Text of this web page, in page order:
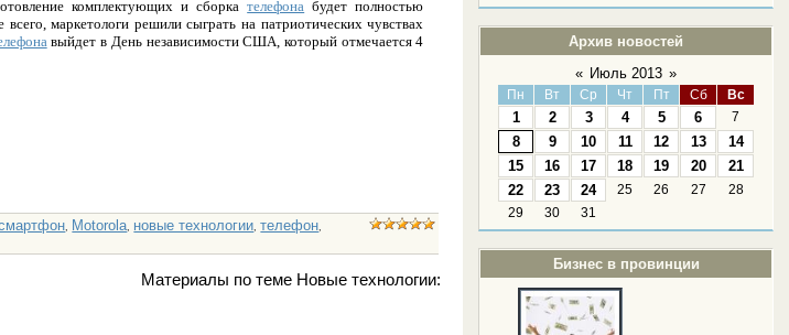
Архив новостей
« Июль 2013 »
Пн Вт Ср Чт Пт Сб Вс
1 2 3 4 5 6 7
8 9 10 11 12 13
14
15
16 17 18 19 20
21
22
23 24 25 26 27
28
29
30 31
Бизнес в провинции
комплектующих и сборкателефона будет полностью
маркетологи решили сыграть на патриотических чувствах
выйдет в День независимости США, который отмечается 4
Motorola новые технологии ,телефон
Материалы по теме Новые технологии: